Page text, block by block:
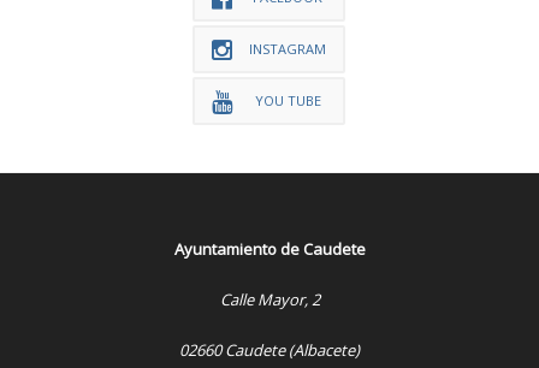
INSTAGRAM
YOU TUBE
Ayuntamiento de Caudete
Calle Mayor, 2
02660 Caudete (Albacete)